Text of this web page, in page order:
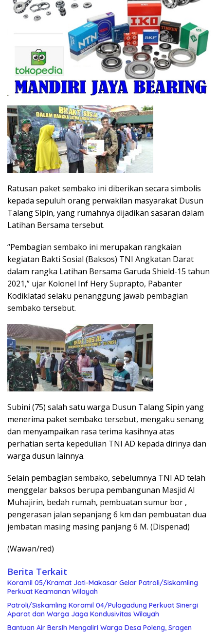
Ratusan paket sembako ini diberikan secara simbolis
kepada sepuluh orang perwakilan masyarakat Dusun
Talang Sipin, yang rumahnya dijadikan sasaran dalam
Latihan Bersama tersebut.
“Pembagian sembako ini merupakan rangkaian
kegiatan Bakti Sosial (Baksos) TNI Angkatan Darat
dalam rangka Latihan Bersama Garuda Shield-15 tahun
2021,” ujar Kolonel Inf Hery Suprapto, Pabanter
Kodiklatad selaku penanggung jawab pembagian
sembako tersebut.
Subini (75) salah satu warga Dusun Talang Sipin yang
menerima paket sembako tersebut, mengaku senang
dan menyampaikan rasa terima kasihnya atas
perhatian serta kepedulian TNI AD kepada dirinya dan
warga dusun lainnya.
Selain pembagian sembako, sebelumnya TNI AD telah
menggelar baksos berupa pembangunan Masjid Al
Muhajirin, bedah rumah, pembuatan sumur bor ,
pengerasan jalan sepanjang 6 km dan pembuatan dua
jembatan masing masing panjang 6 M. (Dispenad)
(Wawan/red)
Berita Terkait
Koramil 05/Kramat Jati-Makasar Gelar Patroli/Siskamling
Perkuat Keamanan Wilayah
Patroli/Siskamling Koramil 04/Pulogadung Perkuat Sinergi
Aparat dan Warga Jaga Kondusivitas Wilayah
Bantuan Air Bersih Mengaliri Warga Desa Poleng, Sragen